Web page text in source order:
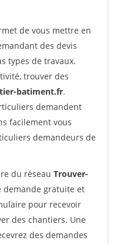
de vous mettre en
des devis
types de travaux.
trouver des
batiment.fr.
demandent
facilement vous
demandeurs de
du réseau Trouver-
demande gratuite et
pour recevoir
des chantiers. Une
des demandes